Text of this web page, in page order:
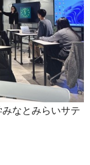
なとみらいサテ